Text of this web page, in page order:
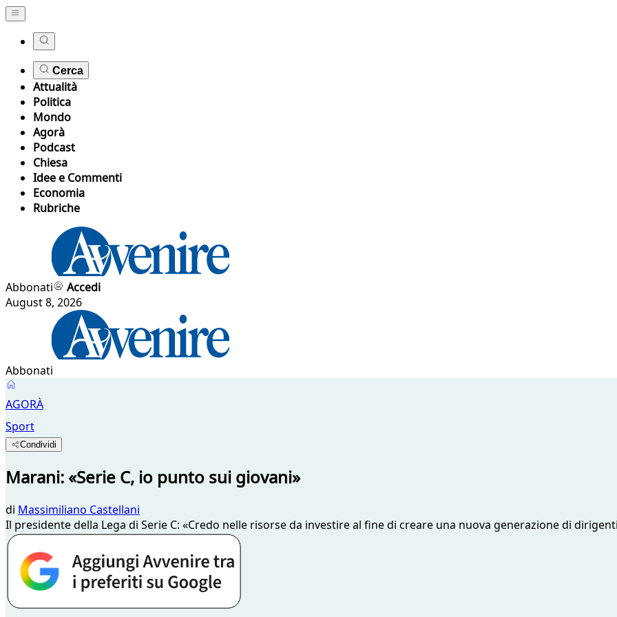
Cerca
Attualità
Politica
Mondo
Agorà
Podcast
Chiesa
Idee e Commenti
Economia
Rubriche
Abbonati
Accedi
August 8, 2026
Abbonati
AGORÀ
Sport
Condividi
Marani: «Serie C, io punto sui giovani»
di Massimiliano Castellani
Il presidente della Lega di Serie C: «Credo nelle risorse da investire al fine di creare una nuova generazione di